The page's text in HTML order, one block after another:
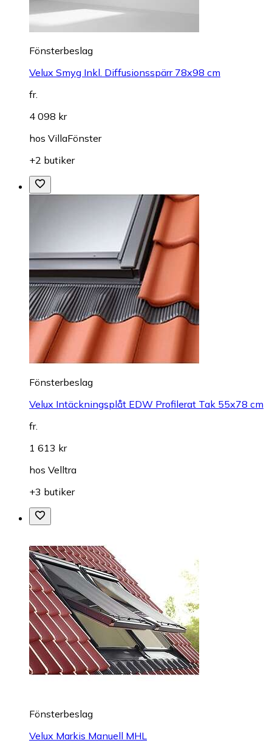
Fönsterbeslag
Velux Smyg Inkl. Diffusionsspärr 78x98 cm
fr.
4 098 kr
hos VillaFönster
+2 butiker
Fönsterbeslag
Velux Intäckningsplåt EDW Profilerat Tak 55x78 cm
fr.
1 613 kr
hos Velltra
+3 butiker
Fönsterbeslag
Velux Markis Manuell MHL